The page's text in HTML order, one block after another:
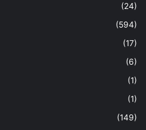
(24)
(594)
(17)
(6)
(1)
(1)
(149)